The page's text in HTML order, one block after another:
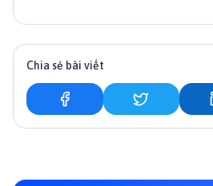
Chia sẻ bài viết